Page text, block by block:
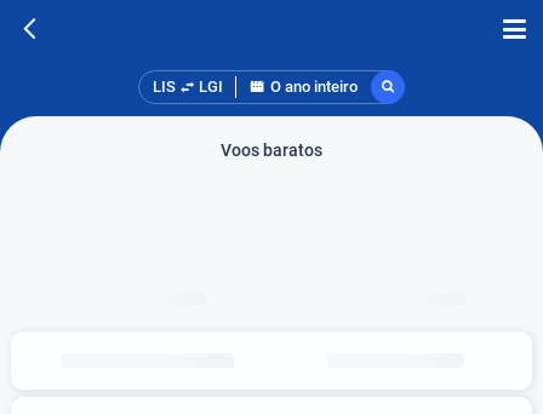
LIS LGI O ano inteiro
Voos baratos